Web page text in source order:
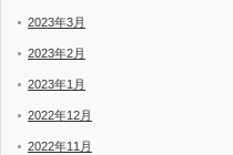
2023年3月
2023年2月
2023年1月
2022年12月
2022年11月